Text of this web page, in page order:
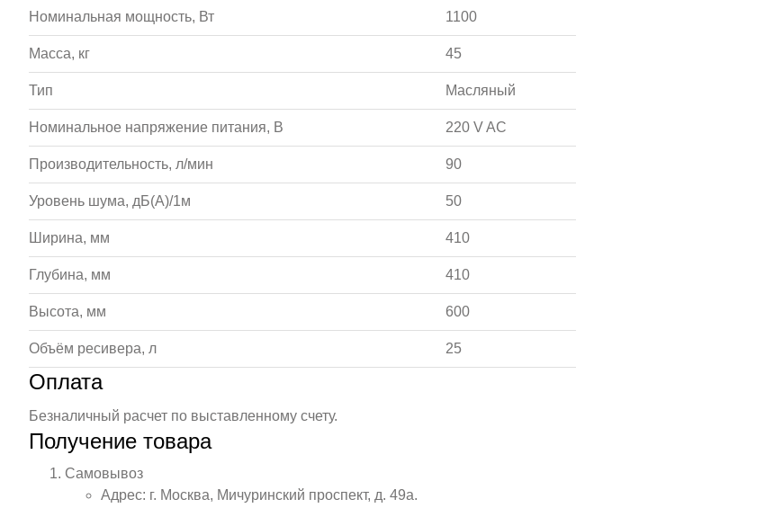
Номинальная мощность, Вт 1100
Масса, кг 45
Тип Масляный
Номинальное напряжение питания, В 220 V AC
Производительность, л/мин 90
Уровень шума, дБ(А)/1м 50
Ширина, мм 410
Глубина, мм 410
Высота, мм 600
Объём ресивера, л 25
Оплата
Безналичный расчет по выставленному счету.
Получение товара
Самовывоз
Адрес: г. Москва, Мичуринский проспект, д. 49а.